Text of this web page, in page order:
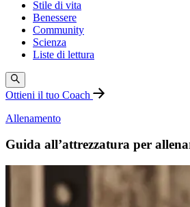
Stile di vita
Benessere
Community
Scienza
Liste di lettura
Ottieni il tuo Coach
Allenamento
Guida all’attrezzatura per